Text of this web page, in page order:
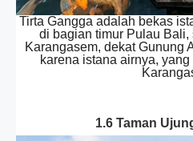
Tirta Gangga adalah bekas
di bagian timur Pulau Bali,
Karangasem, dekat Gunung
karena istana airnya,
1.6 Taman